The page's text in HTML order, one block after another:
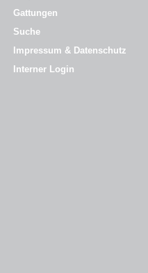
Gattungen
Suche
Impressum & Datenschutz
Interner Login